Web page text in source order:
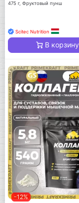
475 г, Фруктовый пунш
Scitec Nutrition
В корзину
-12%